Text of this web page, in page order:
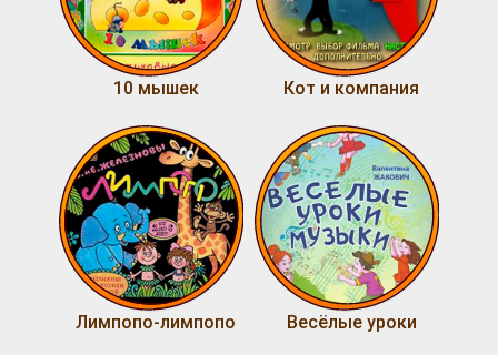
10 мышек Кот и компания
Лимпопо-лимпопо Весёлые уроки